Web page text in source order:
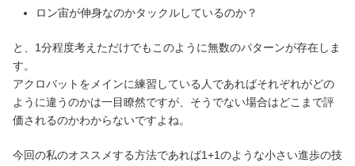
ロン宙が伸身なのかタックルしているのか？
と、1分程度考えただけでもこのように無数のパターンが存在しま
す。
アクロバットをメインに練習している人であればそれぞれがどの
ように違うのかは一目瞭然ですが、そうでない場合はどこまで評
価されるのかわからないですよね。
今回の私のオススメする方法であれば1+1のような小さい進歩の技